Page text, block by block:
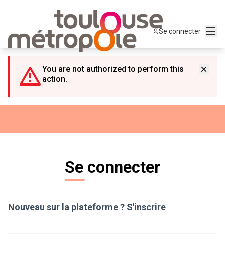
Se connecter
You are not authorized to perform this
action.
Se connecter
Nouveau sur la plateforme ? S'inscrire